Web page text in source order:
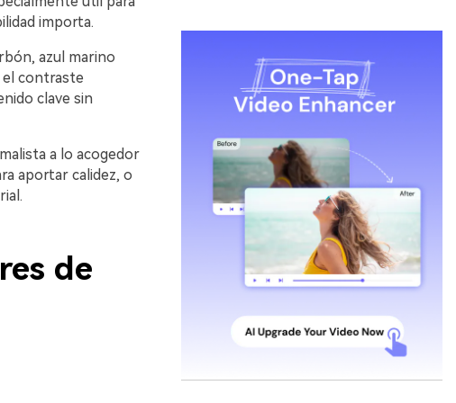
importa.
azul marino
el contraste
clave sin
a lo acogedor
aportar calidez, o
de